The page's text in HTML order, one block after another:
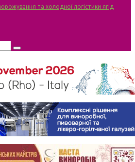
та холодної логістики ягід